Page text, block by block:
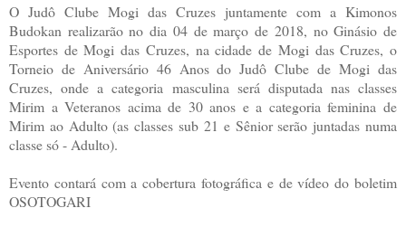
O Judô Clube Mogi das Cruzes juntamente com a Kimonos
Budokan realizarão no dia 04 de março de 2018, no Ginásio de
Esportes de Mogi das Cruzes, na cidade de Mogi das Cruzes, o
Torneio de Aniversário 46 Anos do Judô Clube de Mogi das
Cruzes, onde a categoria masculina será disputada nas classes
Mirim a Veteranos acima de 30 anos e a categoria feminina de
Mirim ao Adulto (as classes sub 21 e Sênior serão juntadas numa
classe só - Adulto).
Evento contará com a cobertura fotográfica e de vídeo do boletim
OSOTOGARI